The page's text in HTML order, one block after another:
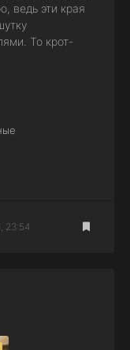
ведь эти края
То крот-
23:54